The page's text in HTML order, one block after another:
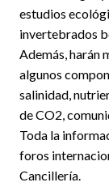
estudios
invertebrados
Además, harán
algunos
salinidad,
de CO2,
Toda la
foros
Cancillería.